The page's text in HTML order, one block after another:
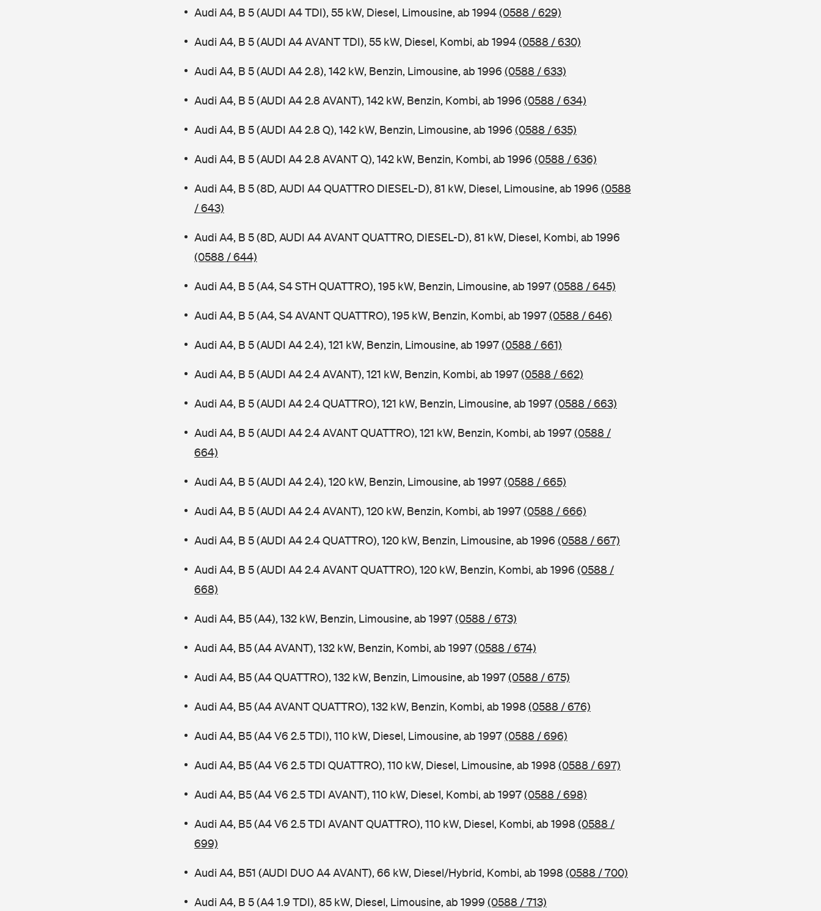
Audi A4, B 5 (AUDI A4 TDI), 55 kW, Diesel, Limousine, ab 1994(0588 / 629)
Audi A4, B 5 (AUDI A4 AVANT TDI), 55 kW, Diesel, Kombi, ab 1994(0588 / 630)
Audi A4, B 5 (AUDI A4 2.8), 142 kW, Benzin, Limousine, ab 1996 (0588 / 633)
Audi A4, B 5 (AUDI A4 2.8 AVANT), 142 kW, Benzin, Kombi, ab 1996 (0588 / 634)
Audi A4, B 5 (AUDI A4 2.8 Q), 142 kW, Benzin, Limousine, ab 1996 (0588 / 635)
Audi A4, B 5 (AUDI A4 2.8 AVANT Q), 142 kW, Benzin, Kombi, ab 1996 (0588 / 636)
Audi A4, B 5 (8D, AUDI A4 QUATTRO DIESEL-D), 81 kW, Diesel, Limousine, ab 1996 (0588
/ 643)
Audi A4, B 5 (8D, AUDI A4 AVANT QUATTRO, DIESEL-D), 81 kW, Diesel, Kombi, ab 1996
(0588 / 644)
Audi A4, B 5 (A4, S4 STH QUATTRO), 195 kW, Benzin, Limousine, ab 1997(0588 / 645)
Audi A4, B 5 (A4, S4 AVANT QUATTRO), 195 kW, Benzin, Kombi, ab 1997(0588 / 646)
Audi A4, B 5 (AUDI A4 2.4), 121 kW, Benzin, Limousine, ab 1997(0588 / 661)
Audi A4, B 5 (AUDI A4 2.4 AVANT), 121 kW, Benzin, Kombi, ab 1997(0588 / 662)
Audi A4, B 5 (AUDI A4 2.4 QUATTRO), 121 kW, Benzin, Limousine, ab 1997(0588 / 663)
Audi A4, B 5 (AUDI A4 2.4 AVANT QUATTRO), 121 kW, Benzin, Kombi, ab 1997(0588 /
664)
Audi A4, B 5 (AUDI A4 2.4), 120 kW, Benzin, Limousine, ab 1997(0588 / 665)
Audi A4, B 5 (AUDI A4 2.4 AVANT), 120 kW, Benzin, Kombi, ab 1997(0588 / 666)
Audi A4, B 5 (AUDI A4 2.4 QUATTRO), 120 kW, Benzin, Limousine, ab 1996 (0588 / 667)
Audi A4, B 5 (AUDI A4 2.4 AVANT QUATTRO), 120 kW, Benzin, Kombi, ab 1996 (0588 /
668)
Audi A4, B5 (A4), 132 kW, Benzin, Limousine, ab 1997(0588 / 673)
Audi A4, B5 (A4 AVANT), 132 kW, Benzin, Kombi, ab 1997(0588 / 674)
Audi A4, B5 (A4 QUATTRO), 132 kW, Benzin, Limousine, ab 1997(0588 / 675)
Audi A4, B5 (A4 AVANT QUATTRO), 132 kW, Benzin, Kombi, ab 1998(0588 / 676)
Audi A4, B5 (A4 V6 2.5 TDI), 110 kW, Diesel, Limousine, ab 1997(0588 / 696)
Audi A4, B5 (A4 V6 2.5 TDI QUATTRO), 110 kW, Diesel, Limousine, ab 1998(0588 / 697)
Audi A4, B5 (A4 V6 2.5 TDI AVANT), 110 kW, Diesel, Kombi, ab 1997(0588 / 698)
Audi A4, B5 (A4 V6 2.5 TDI AVANT QUATTRO), 110 kW, Diesel, Kombi, ab 1998(0588 /
699)
Audi A4, B51 (AUDI DUO A4 AVANT), 66 kW, Diesel/Hybrid, Kombi, ab 1998(0588 / 700)
Audi A4, B 5 (A4 1.9 TDI), 85 kW, Diesel, Limousine, ab 1999 (0588 / 713)